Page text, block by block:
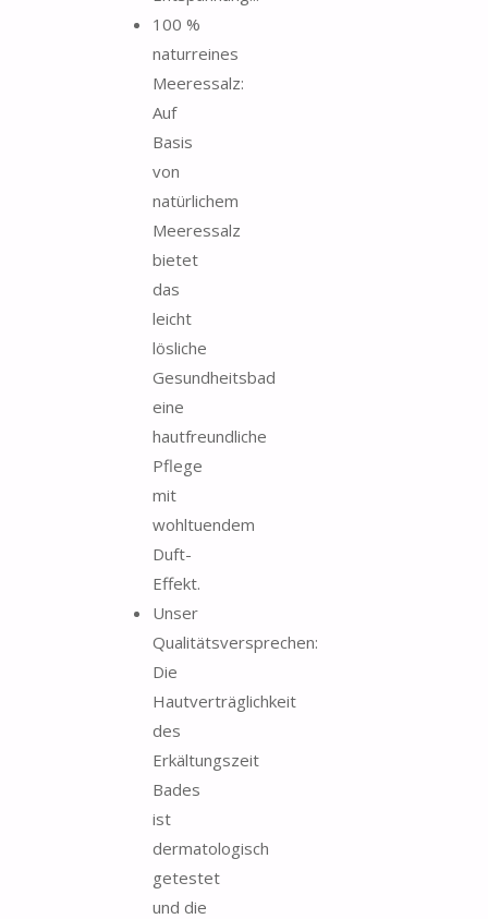
100 %
naturreines
Meeressalz:
Auf
Basis
von
natürlichem
Meeressalz
bietet
das
leicht
lösliche
Gesundheitsbad
eine
hautfreundliche
Pflege
mit
wohltuendem
Duft-
Effekt.
Unser
Qualitätsversprechen:
Die
Hautverträglichkeit
des
Erkältungszeit
Bades
ist
dermatologisch
getestet
und die